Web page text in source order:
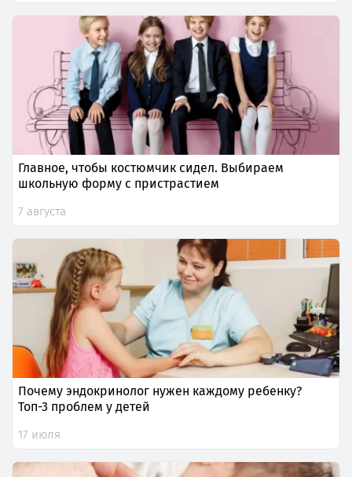
Главное, чтобы костюмчик сидел. Выбираем
школьную форму с пристрастием
7 августа
Почему эндокринолог нужен каждому ребенку?
Топ-3 проблем у детей
17 июля